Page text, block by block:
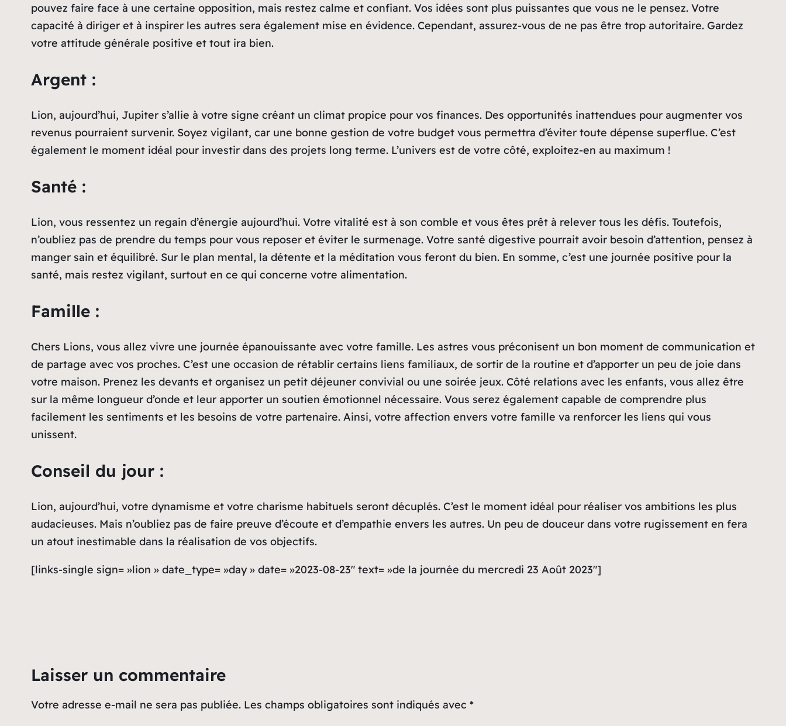
pouvez faire face à une certaine opposition, mais restez calme et confiant. Vos idées sont plus puissantes que vous ne le pensez. Votre
capacité à diriger et à inspirer les autres sera également mise en évidence. Cependant, assurez-vous de ne pas être trop autoritaire. Gardez
votre attitude générale positive et tout ira bien.
Argent :
Lion, aujourd’hui, Jupiter s’allie à votre signe créant un climat propice pour vos finances. Des opportunités inattendues pour augmenter vos
revenus pourraient survenir. Soyez vigilant, car une bonne gestion de votre budget vous permettra d’éviter toute dépense superflue. C’est
également le moment idéal pour investir dans des projets long terme. L’univers est de votre côté, exploitez-en au maximum !
Santé :
Lion, vous ressentez un regain d’énergie aujourd’hui. Votre vitalité est à son comble et vous êtes prêt à relever tous les défis. Toutefois,
n’oubliez pas de prendre du temps pour vous reposer et éviter le surmenage. Votre santé digestive pourrait avoir besoin d’attention, pensez à
manger sain et équilibré. Sur le plan mental, la détente et la méditation vous feront du bien. En somme, c’est une journée positive pour la
santé, mais restez vigilant, surtout en ce qui concerne votre alimentation.
Famille :
Chers Lions, vous allez vivre une journée épanouissante avec votre famille. Les astres vous préconisent un bon moment de communication et
de partage avec vos proches. C’est une occasion de rétablir certains liens familiaux, de sortir de la routine et d’apporter un peu de joie dans
votre maison. Prenez les devants et organisez un petit déjeuner convivial ou une soirée jeux. Côté relations avec les enfants, vous allez être
sur la même longueur d’onde et leur apporter un soutien émotionnel nécessaire. Vous serez également capable de comprendre plus
facilement les sentiments et les besoins de votre partenaire. Ainsi, votre affection envers votre famille va renforcer les liens qui vous
unissent.
Conseil du jour :
Lion, aujourd’hui, votre dynamisme et votre charisme habituels seront décuplés. C’est le moment idéal pour réaliser vos ambitions les plus
audacieuses. Mais n’oubliez pas de faire preuve d’écoute et d’empathie envers les autres. Un peu de douceur dans votre rugissement en fera
un atout inestimable dans la réalisation de vos objectifs.
[links-single sign= »lion » date_type= »day » date= »2023-08-23″ text= »de la journée du mercredi 23 Août 2023″]
Laisser un commentaire
Votre adresse e-mail ne sera pas publiée. Les champs obligatoires sont indiqués avec *